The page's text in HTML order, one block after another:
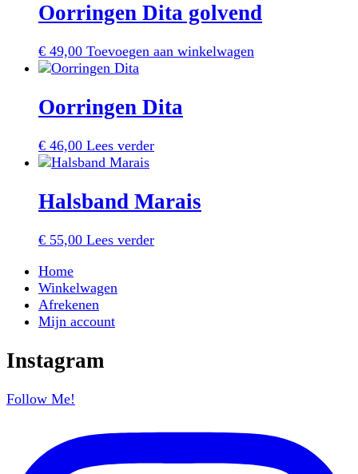
Oorringen Dita golvend
€ 49,00 Toevoegen aan winkelwagen
Oorringen Dita
€ 46,00 Lees verder
Halsband Marais
€ 55,00 Lees verder
Home
Winkelwagen
Afrekenen
Mijn account
Instagram
Follow Me!